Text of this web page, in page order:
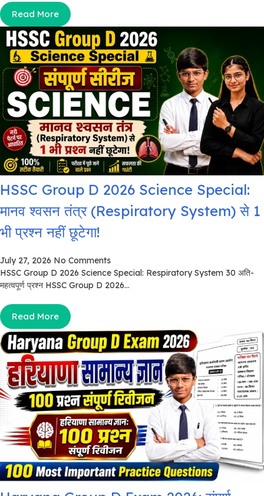
Read More
HSSC Group D 2026 Science Special:
मानव श्वसन तंत्र (Respiratory System) से 1
भी प्रश्न नहीं छूटेगा!
July 27, 2026 No Comments
HSSC Group D 2026 Science Special: Respiratory System 30 अति-
महत्वपूर्ण प्रश्न HSSC Group D 2026...
Read More